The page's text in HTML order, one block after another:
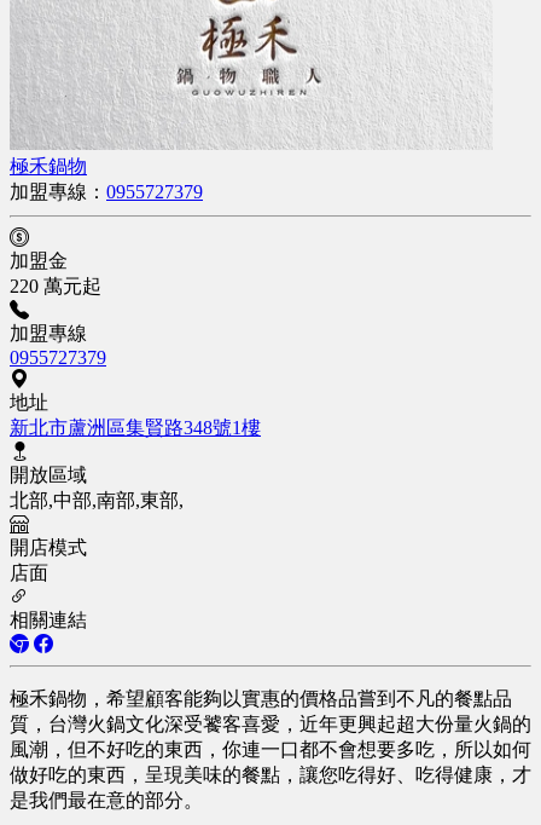
極禾鍋物
加盟專線： 0955727379
加盟金
220 萬元起
加盟專線
0955727379
地址
新北市蘆洲區集賢路348號1樓
開放區域
北部,中部,南部,東部,
開店模式
店面
相關連結
極禾鍋物，希望顧客能夠以實惠的價格品嘗到不凡的餐點品
質，台灣火鍋文化深受饕客喜愛，近年更興起超大份量火鍋的
風潮，但不好吃的東西，你連一口都不會想要多吃，所以如何
做好吃的東西，呈現美味的餐點，讓您吃得好、吃得健康，才
是我們最在意的部分。